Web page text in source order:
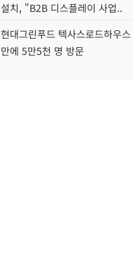
설치, "B2B 디스플레이 사업..
현대그린푸드 텍사스로드하우
만에 5만5천 명 방문